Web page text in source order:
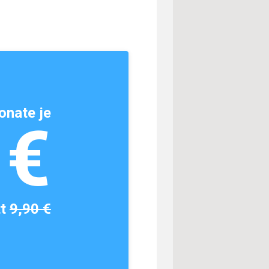
je
9,90 €